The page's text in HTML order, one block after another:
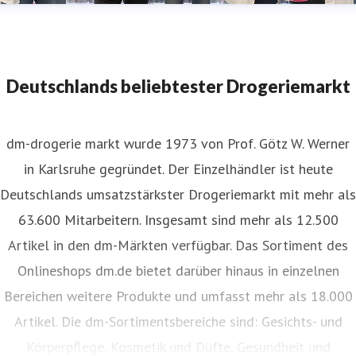
Deutschlands beliebtester Drogeriemarkt
dm-drogerie markt wurde 1973 von Prof. Götz W. Werner
in Karlsruhe gegründet. Der Einzelhändler ist heute
Deutschlands umsatzstärkster Drogeriemarkt mit mehr als
63.600 Mitarbeitern. Insgesamt sind mehr als 12.500
Artikel in den dm-Märkten verfügbar. Das Sortiment des
Onlineshops dm.de bietet darüber hinaus in einzelnen
Bereichen weitere Produkte und umfasst mehr als 18.000
Artikel. Die dm-Sortimentsbereiche sind: Gesichts- und
Körperpflege, Kosmetik und Düfte, Gesundheit und